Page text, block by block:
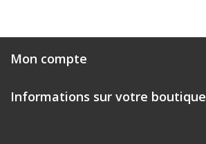
Mon compte
Informations sur votre boutique